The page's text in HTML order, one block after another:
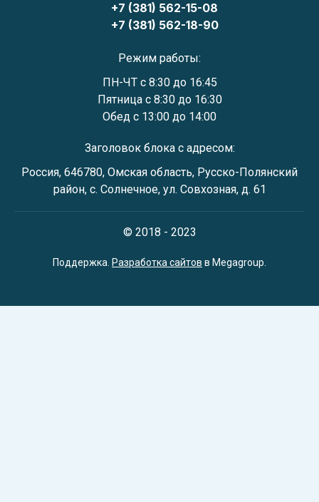
+7 (381) 562-15-08
+7 (381) 562-18-90
Режим работы:
ПН-ЧТ с 8:30 до 16:45
Пятница с 8:30 до 16:30
Обед с 13:00 до 14:00
Заголовок блока с адресом:
Россия, 646780, Омская область, Русско-Полянский
район, с. Солнечное, ул. Совхозная, д. 61
© 2018 - 2023
Поддержка. Разработка сайтов в Megagroup.